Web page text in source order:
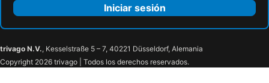
Iniciar sesión
trivago N.V., Kesselstraße 5 – 7, 40221 Düsseldorf, Alemania
Copyright 2026 trivago | Todos los derechos reservados.